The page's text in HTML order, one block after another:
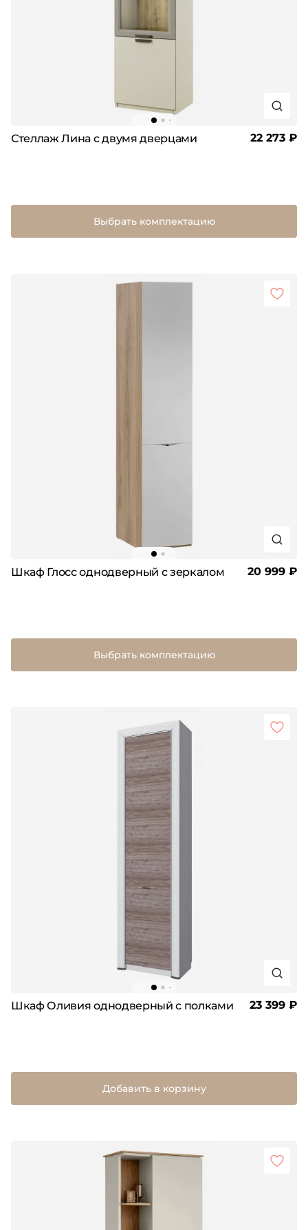
Стеллаж Лина с двумя дверцами 22 273 ₽
Выбрать комплектацию
Шкаф Глосс однодверный с зеркалом 20 999 ₽
Выбрать комплектацию
Шкаф Оливия однодверный с полками 23 399 ₽
Добавить в корзину